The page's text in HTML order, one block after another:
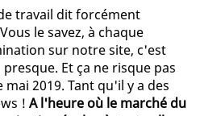
travail dit forcément
le savez, à chaque
sur notre site, c'est
Et ça ne risque pas
2019. Tant qu'il y a des
! A l'heure où le marché du